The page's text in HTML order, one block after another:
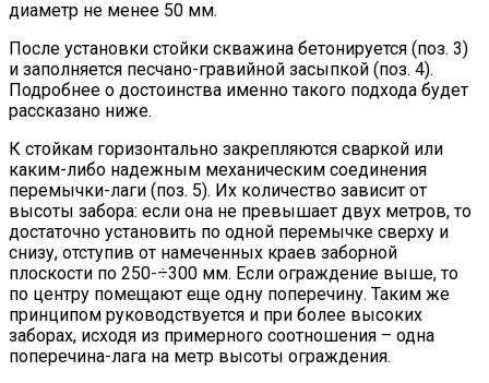
диаметр не менее 50 мм.
После установки стойки скважина бетонируется (поз. 3)
и заполняется песчано-гравийной засыпкой (поз. 4).
Подробнее о достоинства именно такого подхода будет
рассказано ниже.
К стойкам горизонтально закрепляются сваркой или
каким-либо надежным механическим соединения
перемычки-лаги (поз. 5). Их количество зависит от
высоты забора: если она не превышает двух метров, то
достаточно установить по одной перемычке сверху и
снизу, отступив от намеченных краев заборной
плоскости по 250-÷300 мм. Если ограждение выше, то
по центру помещают еще одну поперечину. Таким же
принципом руководствуется и при более высоких
заборах, исходя из примерного соотношения – одна
поперечина-лага на метр высоты ограждения.